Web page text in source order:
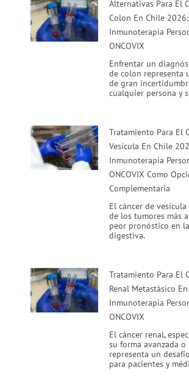
Alternativas Para El
Colon En Chile 2026:
Inmunoterapia
ONCOVIX
Enfrentar un
de colon representa
de gran
cualquier persona y
Tratamiento Para El
Vesícula En Chile
Inmunoterapia
ONCOVIX Como
Complementaria
El cáncer de
de los tumores más
peor pronóstico en
digestiva.
Tratamiento Para El
Renal Metastásico
Inmunoterapia
ONCOVIX
El cáncer renal,
su forma avanzada o
representa un
para pacientes y